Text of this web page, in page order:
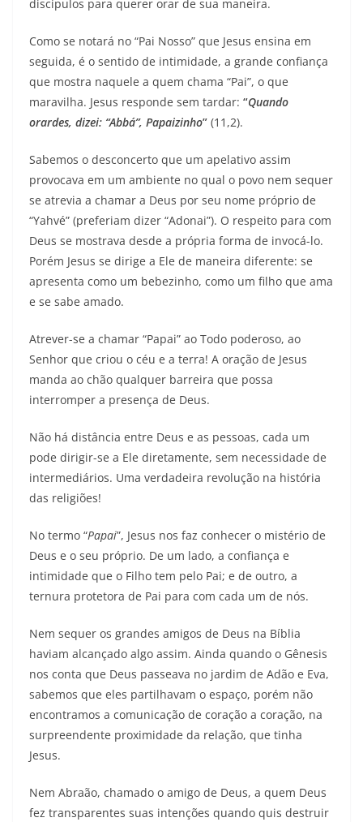
discípulos para querer orar de sua maneira.
Como se notará no “Pai Nosso” que Jesus ensina em
seguida, é o sentido de intimidade, a grande confiança
que mostra naquele a quem chama “Pai”, o que
maravilha. Jesus responde sem tardar: “Quando
orardes, dizei: “Abbá”, Papaizinho” (11,2).
Sabemos o desconcerto que um apelativo assim
provocava em um ambiente no qual o povo nem sequer
se atrevia a chamar a Deus por seu nome próprio de
“Yahvé” (preferiam dizer “Adonai”). O respeito para com
Deus se mostrava desde a própria forma de invocá-lo.
Porém Jesus se dirige a Ele de maneira diferente: se
apresenta como um bebezinho, como um filho que ama
e se sabe amado.
Atrever-se a chamar “Papai” ao Todo poderoso, ao
Senhor que criou o céu e a terra! A oração de Jesus
manda ao chão qualquer barreira que possa
interromper a presença de Deus.
Não há distância entre Deus e as pessoas, cada um
pode dirigir-se a Ele diretamente, sem necessidade de
intermediários. Uma verdadeira revolução na história
das religiões!
No termo “Papai”, Jesus nos faz conhecer o mistério de
Deus e o seu próprio. De um lado, a confiança e
intimidade que o Filho tem pelo Pai; e de outro, a
ternura protetora de Pai para com cada um de nós.
Nem sequer os grandes amigos de Deus na Bíblia
haviam alcançado algo assim. Ainda quando o Gênesis
nos conta que Deus passeava no jardim de Adão e Eva,
sabemos que eles partilhavam o espaço, porém não
encontramos a comunicação de coração a coração, na
surpreendente proximidade da relação, que tinha
Jesus.
Nem Abraão, chamado o amigo de Deus, a quem Deus
fez transparentes suas intenções quando quis destruir